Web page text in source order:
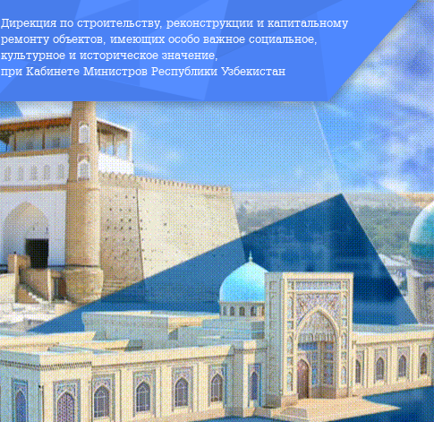
Дирекция по строительству, реконструкции и капитальному
ремонту объектов, имеющих особо важное социальное,
культурное и историческое значение,
при Кабинете Министров Республики Узбекистан